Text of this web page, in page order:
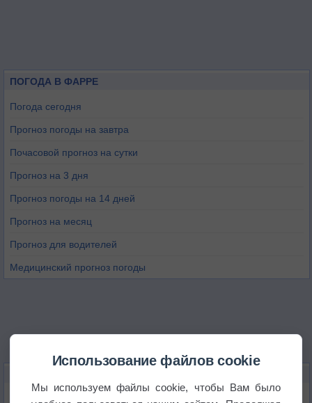
ПОГОДА В ФАРРЕ
Погода сегодня
Прогноз погоды на завтра
Почасовой прогноз на сутки
Прогноз на 3 дня
Прогноз погоды на 14 дней
Прогноз на месяц
Прогноз для водителей
Медицинский прогноз погоды
Космическая погода и транспорт
Использование файлов cookie
Мы используем файлы cookie, чтобы Вам было